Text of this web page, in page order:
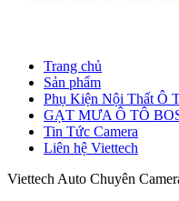
Trang chủ
Sản phẩm
Phụ Kiện Nội Thất Ô
GẠT MƯA Ô TÔ
Tin Tức Camera
Liên hệ Viettech
Viettech Auto Chuyên